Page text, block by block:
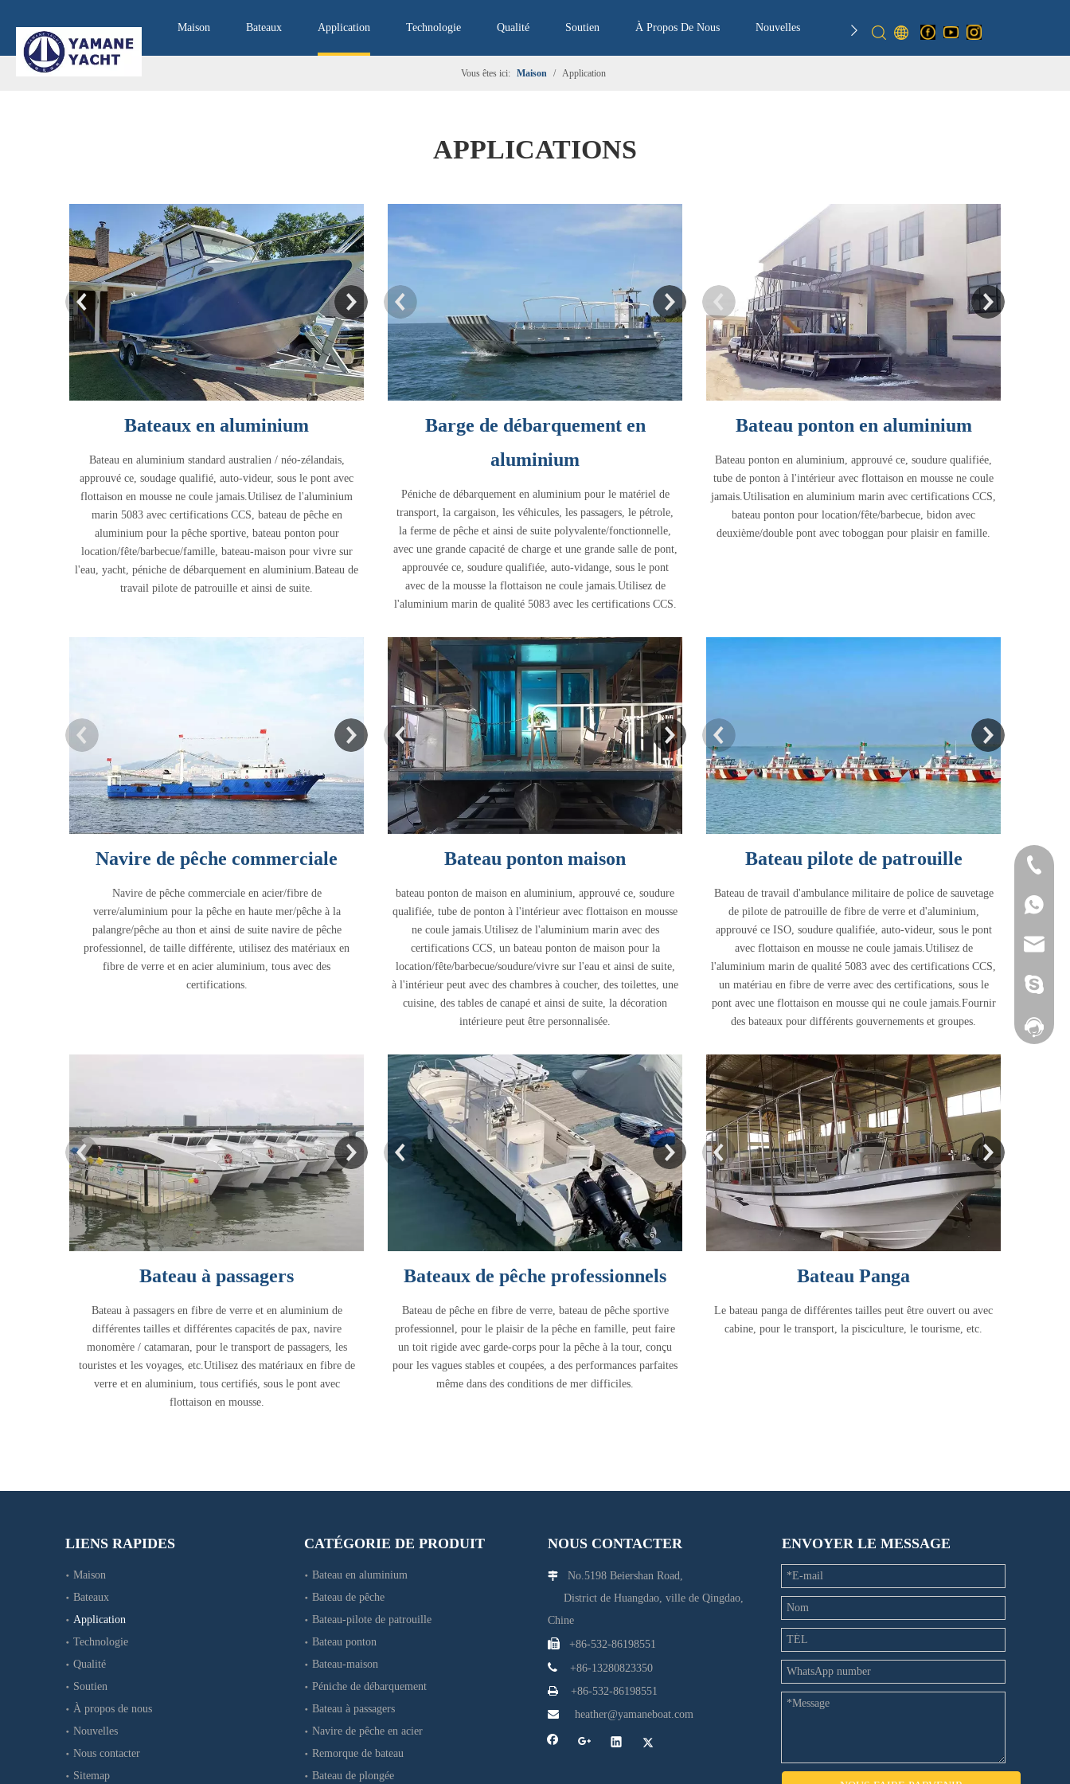
Maison Bateaux Application Technologie Qualité Soutien À Propos De Nous Nouvelles Nous Contacter
Vous êtes ici: Maison / Application
APPLICATIONS
Bateaux en aluminium
Bateau en aluminium standard australien / néo-zélandais,
approuvé ce, soudage qualifié, auto-videur, sous le pont avec
flottaison en mousse ne coule jamais.Utilisez de l'aluminium
marin 5083 avec certifications CCS, bateau de pêche en
aluminium pour la pêche sportive, bateau ponton pour
location/fête/barbecue/famille, bateau-maison pour vivre sur
l'eau, yacht, péniche de débarquement en aluminium.Bateau de
travail pilote de patrouille et ainsi de suite.
Barge de débarquement en
aluminium
Péniche de débarquement en aluminium pour le matériel de
transport, la cargaison, les véhicules, les passagers, le pétrole,
la ferme de pêche et ainsi de suite polyvalente/fonctionnelle,
avec une grande capacité de charge et une grande salle de pont,
approuvée ce, soudure qualifiée, auto-vidange, sous le pont
avec de la mousse la flottaison ne coule jamais.Utilisez de
l'aluminium marin de qualité 5083 avec les certifications CCS.
Bateau ponton en aluminium
Bateau ponton en aluminium, approuvé ce, soudure qualifiée,
tube de ponton à l'intérieur avec flottaison en mousse ne coule
jamais.Utilisation en aluminium marin avec certifications CCS,
bateau ponton pour location/fête/barbecue, bidon avec
deuxième/double pont avec toboggan pour plaisir en famille.
Navire de pêche commerciale
Navire de pêche commerciale en acier/fibre de
verre/aluminium pour la pêche en haute mer/pêche à la
palangre/pêche au thon et ainsi de suite navire de pêche
professionnel, de taille différente, utilisez des matériaux en
fibre de verre et en acier aluminium, tous avec des
certifications.
Bateau ponton maison
bateau ponton de maison en aluminium, approuvé ce, soudure
qualifiée, tube de ponton à l'intérieur avec flottaison en mousse
ne coule jamais.Utilisez de l'aluminium marin avec des
certifications CCS, un bateau ponton de maison pour la
location/fête/barbecue/soudure/vivre sur l'eau et ainsi de suite,
à l'intérieur peut avec des chambres à coucher, des toilettes, une
cuisine, des tables de canapé et ainsi de suite, la décoration
intérieure peut être personnalisée.
Bateau pilote de patrouille
Bateau de travail d'ambulance militaire de police de sauvetage
de pilote de patrouille de fibre de verre et d'aluminium,
approuvé ce ISO, soudure qualifiée, auto-videur, sous le pont
avec flottaison en mousse ne coule jamais.Utilisez de
l'aluminium marin de qualité 5083 avec des certifications CCS,
un matériau en fibre de verre avec des certifications, sous le
pont avec une flottaison en mousse qui ne coule jamais.Fournir
des bateaux pour différents gouvernements et groupes.
Bateau à passagers
Bateau à passagers en fibre de verre et en aluminium de
différentes tailles et différentes capacités de pax, navire
monomère / catamaran, pour le transport de passagers, les
touristes et les voyages, etc.Utilisez des matériaux en fibre de
verre et en aluminium, tous certifiés, sous le pont avec
flottaison en mousse.
Bateaux de pêche professionnels
Bateau de pêche en fibre de verre, bateau de pêche sportive
professionnel, pour le plaisir de la pêche en famille, peut faire
un toit rigide avec garde-corps pour la pêche à la tour, conçu
pour les vagues stables et coupées, a des performances parfaites
même dans des conditions de mer difficiles.
Bateau Panga
Le bateau panga de différentes tailles peut être ouvert ou avec
cabine, pour le transport, la pisciculture, le tourisme, etc.
LIENS RAPIDES
Maison
Bateaux
Application
Technologie
Qualité
Soutien
À propos de nous
Nouvelles
Nous contacter
Sitemap
CATÉGORIE DE PRODUIT
Bateau en aluminium
Bateau de pêche
Bateau-pilote de patrouille
Bateau ponton
Bateau-maison
Péniche de débarquement
Bateau à passagers
Navire de pêche en acier
Remorque de bateau
Bateau de plongée
NOUS CONTACTER
 No.5198 Beiershan Road,
District de Huangdao, ville de Qingdao,
Chine
 +86-532-86198551

+86-13280823350
 +86-532-86198551
 heather@yamaneboat.com
ENVOYER LE MESSAGE
+86-
+86-
yamane-7
Facebook